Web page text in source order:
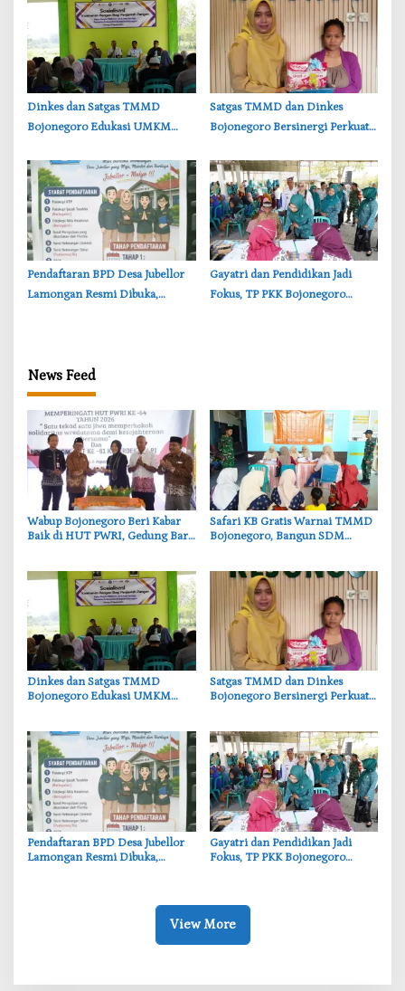
‎Dinkes dan Satgas TMMD
Bojonegoro Edukasi UMKM
dan Formalin
‎Satgas TMMD dan Dinkes
Bojonegoro Bersinergi Perkuat
Pendaftaran BPD Desa Jubellor
Lamongan Resmi Dibuka,
‎Gayatri dan Pendidikan Jadi
Fokus, TP PKK Bojonegoro
News Feed
‎Wabup Bojonegoro Beri Kabar
Baik di HUT PWRI, Gedung Baru
‎Safari KB Gratis Warnai TMMD
Bojonegoro, Bangun SDM
‎Dinkes dan Satgas TMMD
Bojonegoro Edukasi UMKM
‎Satgas TMMD dan Dinkes
Bojonegoro Bersinergi Perkuat
Pendaftaran BPD Desa Jubellor
Lamongan Resmi Dibuka,
‎Gayatri dan Pendidikan Jadi
Fokus, TP PKK Bojonegoro
View More